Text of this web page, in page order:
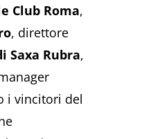
Club Roma,
, direttore
Saxa Rubra,
i vincitori del